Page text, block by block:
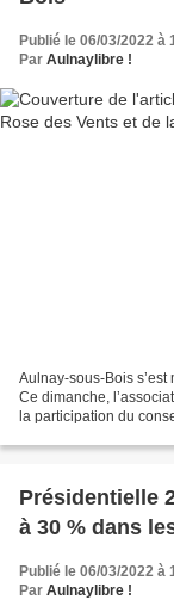
Publié le 06/03/2022 à
Par Aulnaylibre !
Aulnay-sous-Bois
Ce dimanche,
la participation du
Présidentielle
à 30 % dans
Publié le 06/03/2022 à
Par Aulnaylibre !